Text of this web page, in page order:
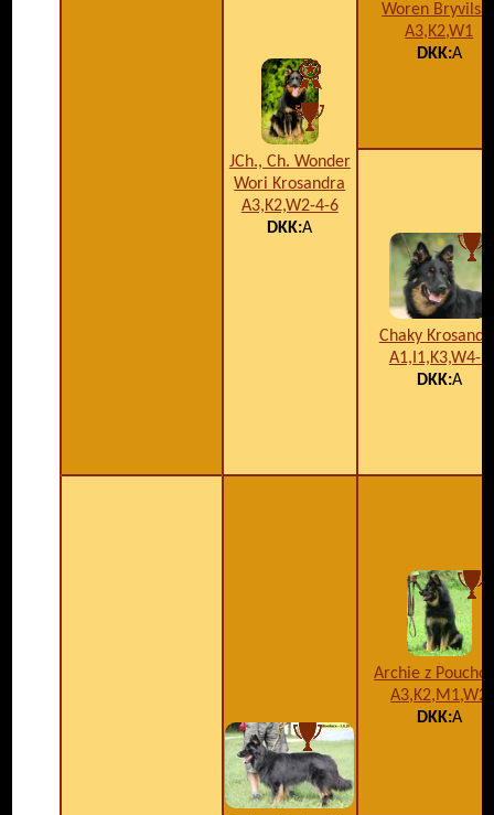
JCh., Ch. Wonder
Wori Krosandra
A3,K2,W2-4-6
DKK:A
Woren
A3,K2,W1
DKK:A
Chaky
A1,I1,K3,W4-5
DKK:A
Archie z
A3,K2,M1,W2
DKK:A